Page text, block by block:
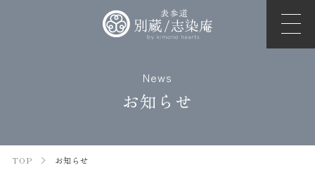
News
お知らせ
TOP お知らせ